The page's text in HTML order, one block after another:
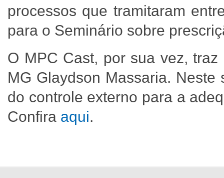
processos que tramitaram
para o Seminário sobre
O MPC Cast, por sua vez,
MG Glaydson Massaria.
do controle externo para a
Confira aqui.